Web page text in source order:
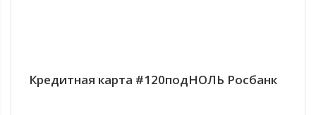
Кредитная карта #120подНОЛЬ Росбанк